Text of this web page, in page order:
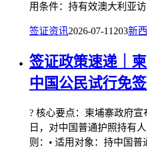
用条件：持有效澳大利亚
签证资讯2026-07-11 203新
签证政策速递｜
中国公民试行免签
? 核心要点：柬埔寨政府宣
日，对中国普通护照持有
则：• 适用对象：持中国